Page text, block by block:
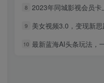
8 2023年同城影视会员卡
9 美女视频3.0，变现新思路，小白轻松上手，单
10 最新蓝海AI头条玩法，一天10分钟，收